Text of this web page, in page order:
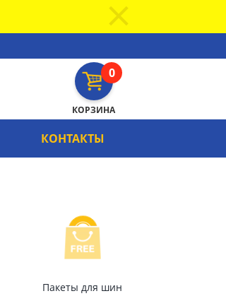
0
КОРЗИНА
КОНТАКТЫ
Пакеты для шин